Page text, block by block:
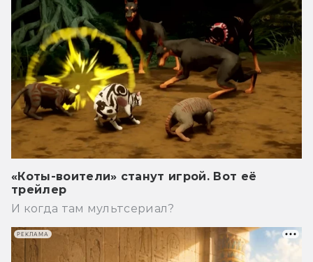
«Коты-воители» станут игрой. Вот её
трейлер
И когда там мультсериал?
РЕКЛАМА